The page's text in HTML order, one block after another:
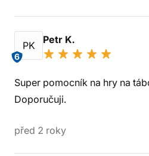
PK
6
Petr K.
Super pomocník na hry na
Doporučuji.
před 2 roky